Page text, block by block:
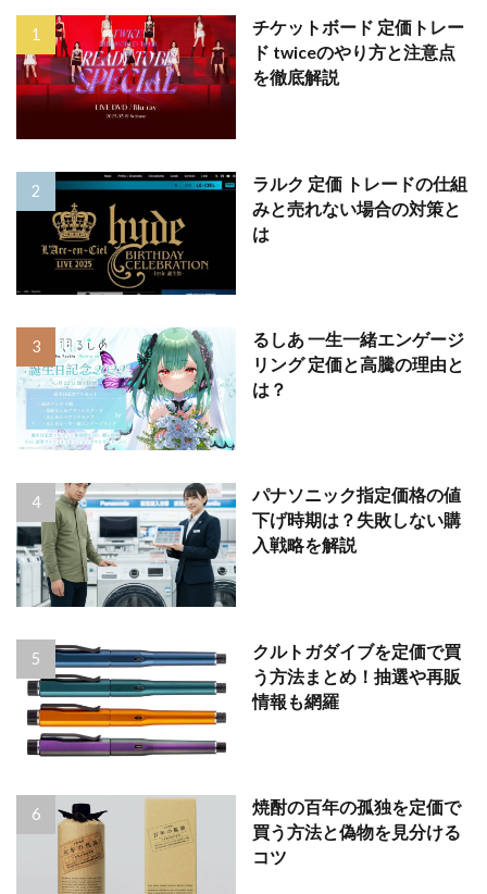
チケットボード 定価トレー
ド twiceのやり方と注意点
を徹底解説
ラルク 定価 トレードの仕組
みと売れない場合の対策と
は
るしあ 一生一緒エンゲージ
リング 定価と高騰の理由と
は？
パナソニック指定価格の値
下げ時期は？失敗しない購
入戦略を解説
クルトガダイブを定価で買
う方法まとめ！抽選や再販
情報も網羅
焼酎の百年の孤独を定価で
買う方法と偽物を見分ける
コツ